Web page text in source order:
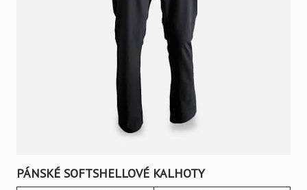
PÁNSKÉ SOFTSHELLOVÉ KALHOTY